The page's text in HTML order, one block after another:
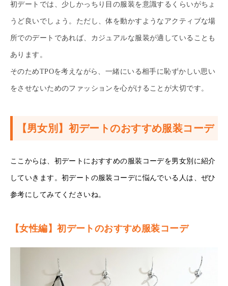
初デートでは、少しかっちり目の服装を意識するくらいがちょ
うど良いでしょう。ただし、体を動かすようなアクティブな場
所でのデートであれば、カジュアルな服装が適していることも
あります。
そのためTPOを考えながら、一緒にいる相手に恥ずかしい思い
をさせないためのファッションを心がけることが大切です。
【男女別】初デートのおすすめ服装コーデ
ここからは、初デートにおすすめの服装コーデを男女別に紹介
していきます。初デートの服装コーデに悩んでいる人は、ぜひ
参考にしてみてくださいね。
【女性編】初デートのおすすめ服装コーデ